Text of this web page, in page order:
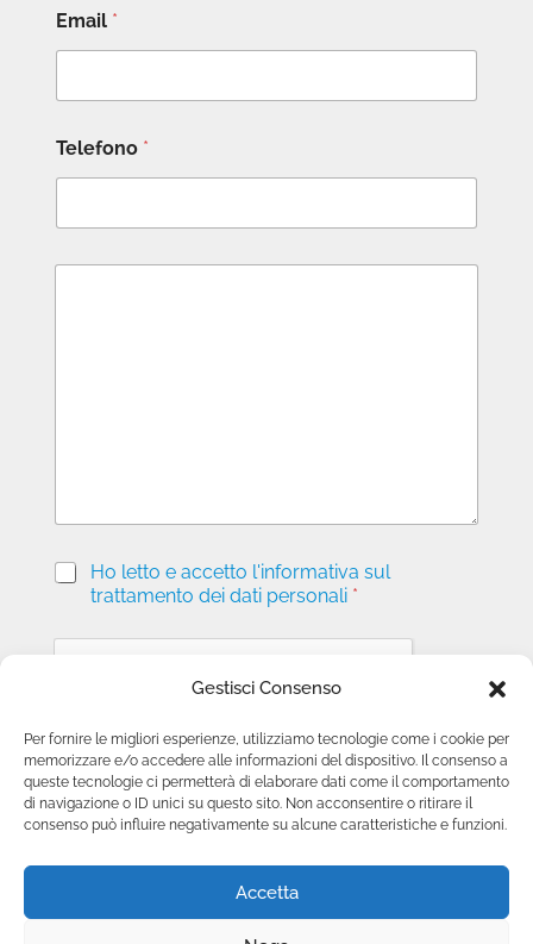
Gestisci Consenso
Per fornire le migliori esperienze, utilizziamo tecnologie come i cookie per
memorizzare e/o accedere alle informazioni del dispositivo. Il consenso a
queste tecnologie ci permetterà di elaborare dati come il comportamento
di navigazione o ID unici su questo sito. Non acconsentire o ritirare il
consenso può influire negativamente su alcune caratteristiche e funzioni.
Accetta
Email *
Telefono *
M
P
v
a
*
Ho letto e accetto l'informativa sul
trattamento dei dati personali *
Invia richiesta